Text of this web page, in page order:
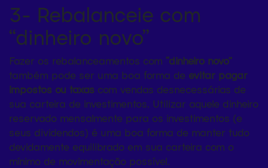
3- Rebalanceie com
“dinheiro novo”
Fazer os rebalanceamentos com “dinheiro novo”
também pode ser uma boa forma de evitar pagar
impostos ou taxas com vendas desnecessárias de
sua carteira de investimentos. Utilizar aquele dinheiro
reservado mensalmente para os investimentos (e
seus dividendos) é uma boa forma de manter tudo
devidamente equilibrado em sua carteira com o
mínimo de movimentação possível.